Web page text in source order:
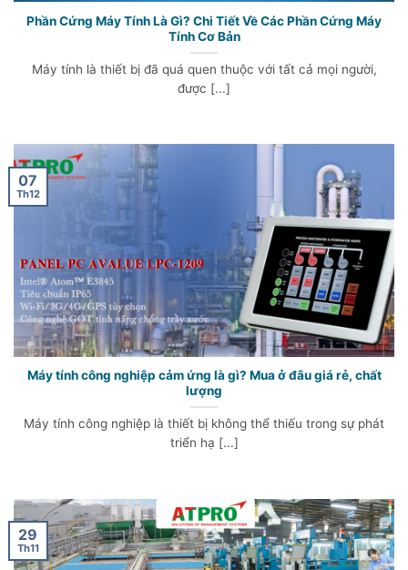
Phần Cứng Máy Tính Là Gì? Chi Tiết Về Các Phần Cứng Máy
Tính Cơ Bản
Máy tính là thiết bị đã quá quen thuộc với tất cả mọi người,
được [...]
Máy tính công nghiệp cảm ứng là gì? Mua ở đâu giá rẻ, chất
lượng
Máy tính công nghiệp là thiết bị không thể thiếu trong sự phát
triển hạ [...]
07
Th12
29
Th11